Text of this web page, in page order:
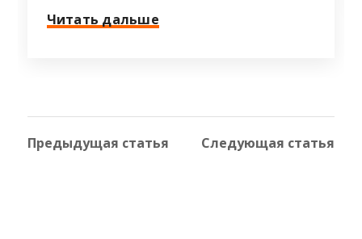
Читать дальше
Предыдущая статья Следующая статья